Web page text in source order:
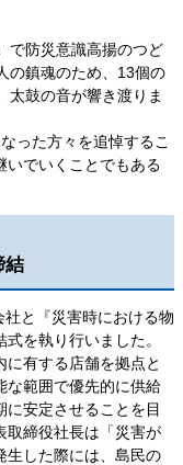
で防災意識高揚のつど
の鎮魂のため、13個の
太鼓の音が響き渡りま
った方々を追悼するこ
いでいくことでもある
結
と『災害時における物
を執り行いました。
に有する店舗を拠点と
な範囲で優先的に供給
に安定させることを目
取締役社長は「災害が
生した際には、島民の